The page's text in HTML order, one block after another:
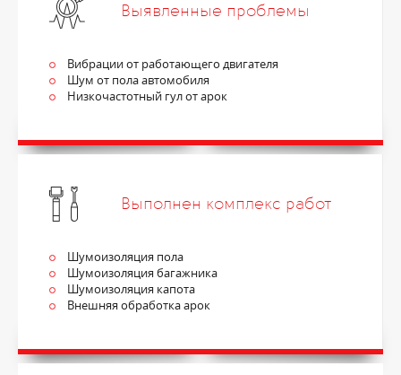
Выявленные проблемы
Вибрации от работающего двигателя
Шум от пола автомобиля
Низкочастотный гул от арок
Выполнен комплекс работ
Шумоизоляция пола
Шумоизоляция багажника
Шумоизоляция капота
Внешняя обработка арок